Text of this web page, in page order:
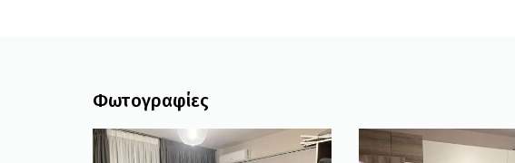
Φωτογραφίες